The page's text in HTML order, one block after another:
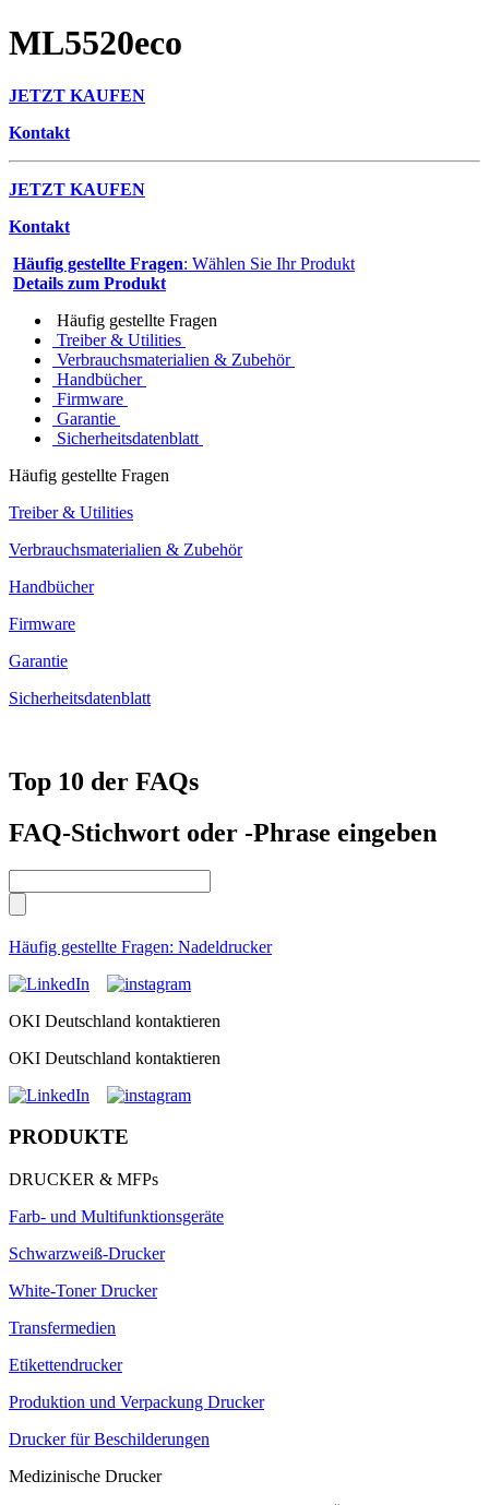
ML5520eco
JETZT KAUFEN
Kontakt
JETZT KAUFEN
Kontakt
Häufig gestellte Fragen: Wählen Sie Ihr Produkt
Details zum Produkt
Häufig gestellte Fragen
Treiber & Utilities
Verbrauchsmaterialien & Zubehör
Handbücher
Firmware
Garantie
Sicherheitsdatenblatt
Häufig gestellte Fragen
Treiber & Utilities
Verbrauchsmaterialien & Zubehör
Handbücher
Firmware
Garantie
Sicherheitsdatenblatt
Top 10 der FAQs
FAQ-Stichwort oder -Phrase eingeben
Häufig gestellte Fragen: Nadeldrucker
OKI Deutschland kontaktieren
OKI Deutschland kontaktieren
PRODUKTE
DRUCKER & MFPs
Farb- und Multifunktionsgeräte
Schwarzweiß-Drucker
White-Toner Drucker
Transfermedien
Etikettendrucker
Produktion und Verpackung Drucker
Drucker für Beschilderungen
Medizinische Drucker